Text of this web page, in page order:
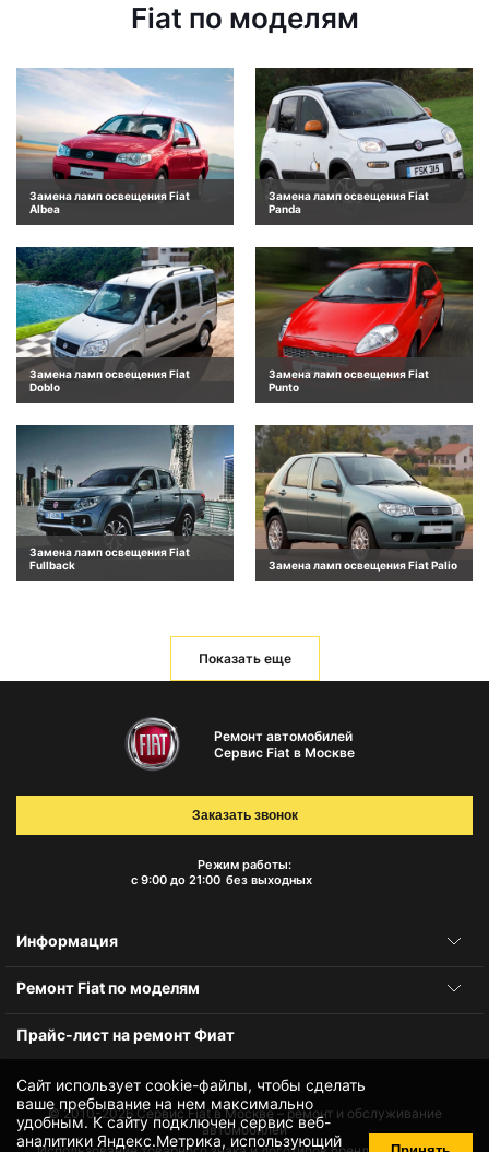
Fiat по моделям
Замена ламп освещения Fiat
Albea
Замена ламп освещения Fiat
Panda
Замена ламп освещения Fiat
Doblo
Замена ламп освещения Fiat
Punto
Замена ламп освещения Fiat
Fullback
Замена ламп освещения Fiat Palio
Показать еще
Сайт использует cookie-файлы, чтобы сделать
ваше пребывание на нем максимально
удобным. К cайту подключен сервис веб-
аналитики Яндекс.Метрика, использующий
Ремонт автомобилей
Сервис Fiat в Москве
Режим работы:
с 9:00 до 21:00 без выходных
Заказать звонок
Информация
Ремонт Fiat по моделям
Прайс-лист на ремонт Фиат
© 2010-2026Сервис Fiat в Москве – ремонт и обслуживание
автомобилей